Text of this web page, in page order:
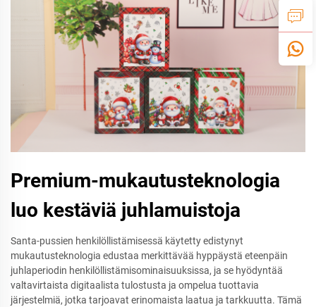
Premium-mukautusteknologia
luo kestäviä juhlamuistoja
Santa-pussien henkilöllistämisessä käytetty edistynyt
mukautusteknologia edustaa merkittävää hyppäystä eteenpäin
juhlaperiodin henkilöllistämisominaisuuksissa, ja se hyödyntää
valtavirtaista digitaalista tulostusta ja ompelua tuottavia
järjestelmiä, jotka tarjoavat erinomaista laatua ja tarkkuutta. Tämä